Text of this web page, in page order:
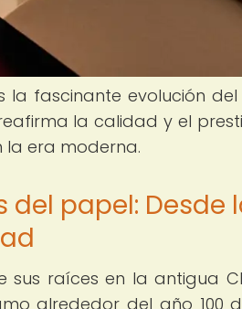
la fascinante evolución
la calidad y el
la era moderna.
del papel:
sus raíces en la antigua
alrededor del año 100